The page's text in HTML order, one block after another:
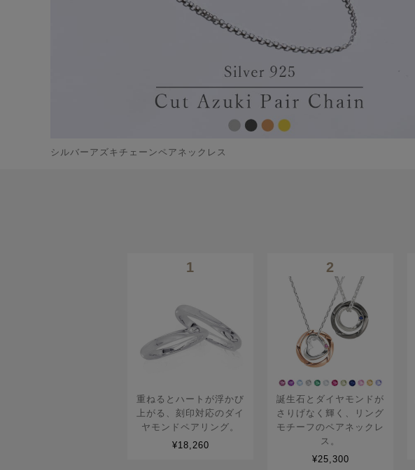
シルバーアズキチェーンペアネックレス
1
重ねるとハートが浮かび
上がる、刻印対応のダイ
ヤモンドペアリング。
¥18,260
2
誕生石とダイヤモンドが
さりげなく輝く、リング
モチーフのペアネックレ
ス。
¥25,300